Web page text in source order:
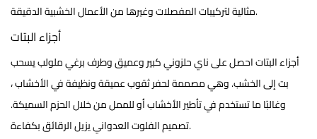
مثالية لتركيبات المفصلات وغيرها من الأعمال الخشبية الدقيقة.
أجزاء البتات
أجزاء البتاتاحصل على ناي حلزوني كبير وعميق وطرف برغي ملولب يسحب
بت إلى الخشب. وهي مصممة لحفر ثقوب عميقة ونظيفة في الأخشاب ،
وغالبًا ما تستخدم في تأطير الأخشاب أو للممل من خلال الحزم السميكة.
تصميم الفلوت العدواني يزيل الرقائق بكفاءة.